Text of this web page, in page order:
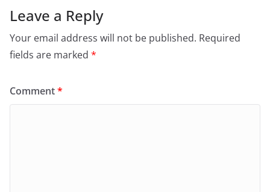
Leave a Reply
Your email address will not be published. Required
fields are marked *
Comment*